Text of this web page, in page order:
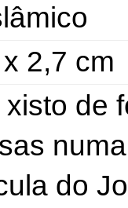
2,7 cm
de
do